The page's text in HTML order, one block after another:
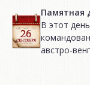
Памятная
В этот
австро-